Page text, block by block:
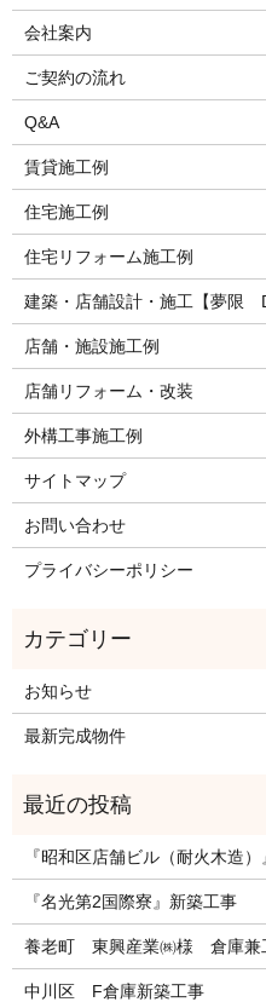
会社案内
ご契約の流れ
Q&A
賃貸施工例
住宅施工例
住宅リフォーム施工例
建築・店舗設計・施工【夢限
店舗・施設施工例
店舗リフォーム・改装
外構工事施工例
サイトマップ
お問い合わせ
プライバシーポリシー
お知らせ
最新完成物件
『昭和区店舗ビル（耐火木造）
『名光第2国際寮』新築工事
養老町 東興産業㈱様 倉庫兼
中川区 F倉庫新築工事